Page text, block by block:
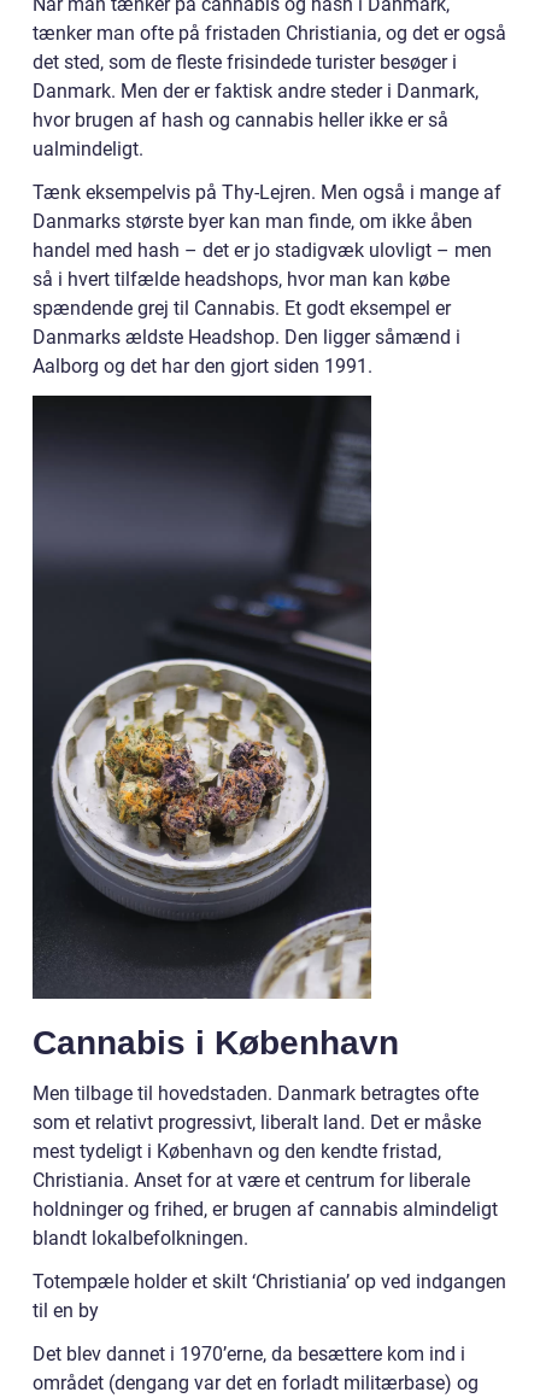
tænker man ofte på fristaden Christiania, og det er også
det sted, som de fleste frisindede turister besøger i
Danmark. Men der er faktisk andre steder i Danmark,
hvor brugen af hash og cannabis heller ikke er så
ualmindeligt.
Tænk eksempelvis på Thy-Lejren. Men også i mange af
Danmarks største byer kan man finde, om ikke åben
handel med hash – det er jo stadigvæk ulovligt – men
så i hvert tilfælde headshops, hvor man kan købe
spændende grej til Cannabis. Et godt eksempel er
Danmarks ældste Headshop. Den ligger såmænd i
Aalborg og det har den gjort siden 1991.
Cannabis i København
Men tilbage til hovedstaden. Danmark betragtes ofte
som et relativt progressivt, liberalt land. Det er måske
mest tydeligt i København og den kendte fristad,
Christiania. Anset for at være et centrum for liberale
holdninger og frihed, er brugen af ​​cannabis almindeligt
blandt lokalbefolkningen.
Totempæle holder et skilt ‘Christiania’ op ved indgangen
til en by
Det blev dannet i 1970’erne, da besættere kom ind i
området (dengang var det en forladt militærbase) og